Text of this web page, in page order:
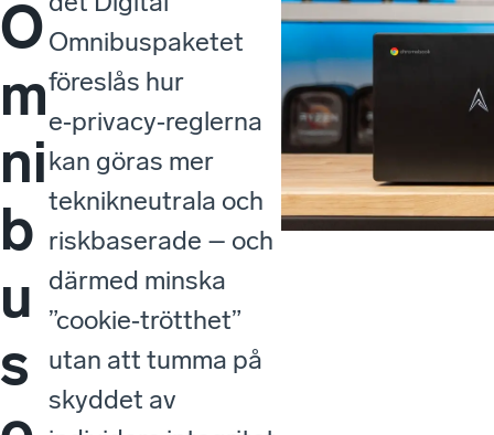
O
m
ni
b
u
s
Omnibuspaketet
föreslås hur
e‑privacy‑reglerna
kan göras mer
teknikneutrala och
riskbaserade – och
därmed minska
”cookie‑trötthet”
utan att tumma på
skyddet av